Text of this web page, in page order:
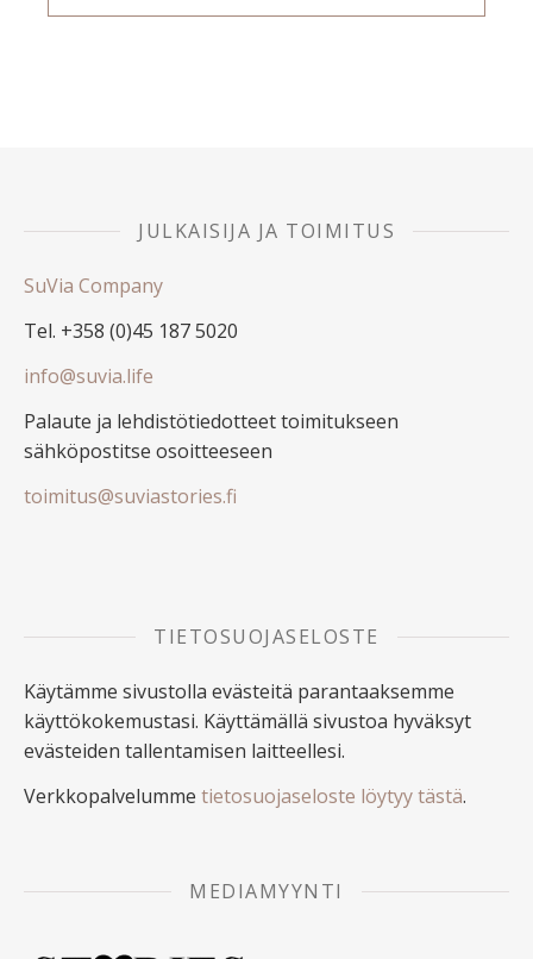
JULKAISIJA JA TOIMITUS
SuVia Company
Tel. +358 (0)45 187 5020
info@suvia.life
Palaute ja lehdistötiedotteet toimitukseen
sähköpostitse osoitteeseen
toimitus@suviastories.fi
TIETOSUOJASELOSTE
Käytämme sivustolla evästeitä parantaaksemme
käyttökokemustasi. Käyttämällä sivustoa hyväksyt
evästeiden tallentamisen laitteellesi.
Verkkopalvelumme tietosuojaseloste löytyy tästä.
MEDIAMYYNTI